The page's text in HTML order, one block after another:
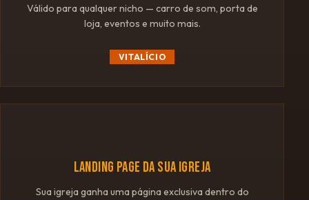
Válido para qualquer nicho — carro de som, porta de
loja, eventos e muito mais.
VITALÍCIO
LANDING PAGE DA SUA IGREJA
Sua igreja ganha uma página exclusiva dentro do